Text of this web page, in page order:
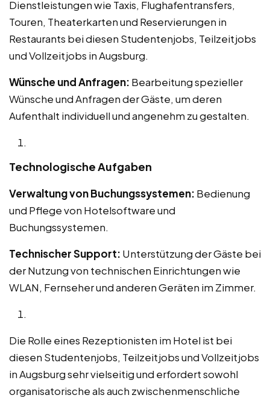
Dienstleistungen wie Taxis, Flughafentransfers,
Touren, Theaterkarten und Reservierungen in
Restaurants bei diesen Studentenjobs, Teilzeitjobs
und Vollzeitjobs in Augsburg.
Wünsche und Anfragen: Bearbeitung spezieller
Wünsche und Anfragen der Gäste, um deren
Aufenthalt individuell und angenehm zu gestalten.
Technologische Aufgaben
Verwaltung von Buchungssystemen: Bedienung
und Pflege von Hotelsoftware und
Buchungssystemen.
Technischer Support: Unterstützung der Gäste bei
der Nutzung von technischen Einrichtungen wie
WLAN, Fernseher und anderen Geräten im Zimmer.
Die Rolle eines Rezeptionisten im Hotel ist bei
diesen Studentenjobs, Teilzeitjobs und Vollzeitjobs
in Augsburg sehr vielseitig und erfordert sowohl
organisatorische als auch zwischenmenschliche